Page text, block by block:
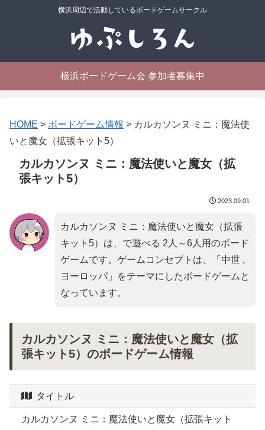
横浜周辺で活動しているボードゲームサークル
横浜ボードゲーム会 参加者募集中
HOME > ボードゲーム情報 > カルカソンヌ ミニ：魔法使
いと魔女（拡張キット5）
カルカソンヌ ミニ：魔法使いと魔女（拡
張キット5）
2023.09.01
カルカソンヌ ミニ：魔法使いと魔女（拡張
キット5）は、で遊べる 2人～6人用のボード
ゲームです。ゲームコンセプトは、「 中世 ,
ヨーロッパ」をテーマにしたボードゲームと
なっています。
カルカソンヌ ミニ：魔法使いと魔女（拡
張キット5）のボードゲーム情報
タイトル
カルカソンヌ ミニ：魔法使いと魔女（拡張キット